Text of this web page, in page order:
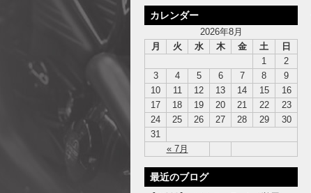
カレンダー
2026年8月
月
火 水 木 金 土 日
« 7月
1
2
3
4 5 6 7 8
9
10
11 12 13 14 15
16
17
18 19 20 21 22
23
24
25 26 27 28 29
30
31
最近のブログ